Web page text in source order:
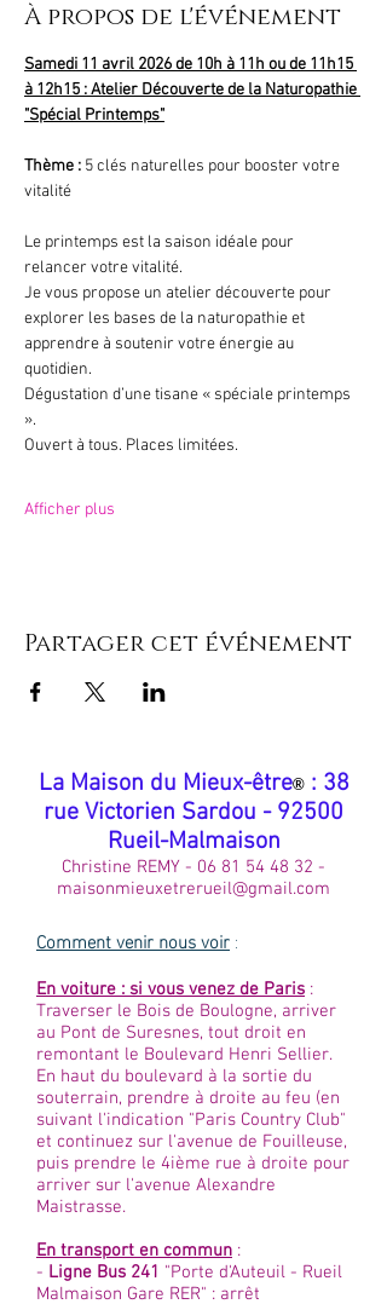
À propos de l'événement
Samedi 11 avril 2026 de 10h à 11h ou de 11h15
à 12h15 : Atelier Découverte de la Naturopathie
"Spécial Printemps"
Thème : 5 clés naturelles pour booster votre
vitalité
Le printemps est la saison idéale pour
relancer votre vitalité.
Je vous propose un atelier découverte pour
explorer les bases de la naturopathie et
apprendre à soutenir votre énergie au
quotidien.
Dégustation d’une tisane « spéciale printemps
».
Ouvert à tous. Places limitées.
Afficher plus
Partager cet événement
​La Maison du Mieux-être®: 38
rue Victorien Sardou - 92500
Rueil-Malmaison
Christine REMY - 06 81 54 48 32 -
maisonmieuxetrerueil@gmail.com
Comment venir nous voir:
En voiture : si vous venez de Paris :
Traverser le Bois de Boulogne, arriver
au Pont de Suresnes, tout droit en
remontant le Boulevard Henri Sellier.
En haut du boulevard à la sortie du
souterrain, prendre à droite au feu (en
suivant l'indication "Paris Country Club"
et continuez sur l'avenue de Fouilleuse,
puis prendre le 4ième rue à droite pour
arriver sur l'avenue Alexandre
Maistrasse.
En transport en commun :
- Ligne Bus 241 "Porte d'Auteuil - Rueil
Malmaison Gare RER" : arrêt